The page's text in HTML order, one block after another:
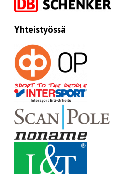
Yhteistyössä